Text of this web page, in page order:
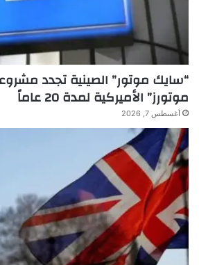
“سايك موتور” الصينية تجدد
موتورز” الأميركية لمدة 20 عاماً
أغسطس 7, 2026